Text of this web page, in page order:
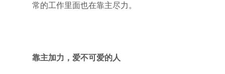
常的工作里面也在靠主尽力。
靠主加力，爱不可爱的人